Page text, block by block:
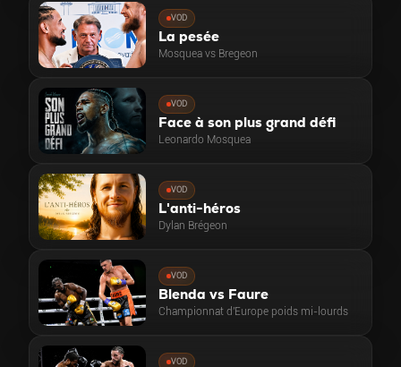
VOD
La pesée
Mosquea vs Bregeon
VOD
Face à son plus grand défi
Leonardo Mosquea
VOD
L'anti-héros
Dylan Brégeon
VOD
Blenda vs Faure
Championnat d'Europe poids mi-lourds
VOD